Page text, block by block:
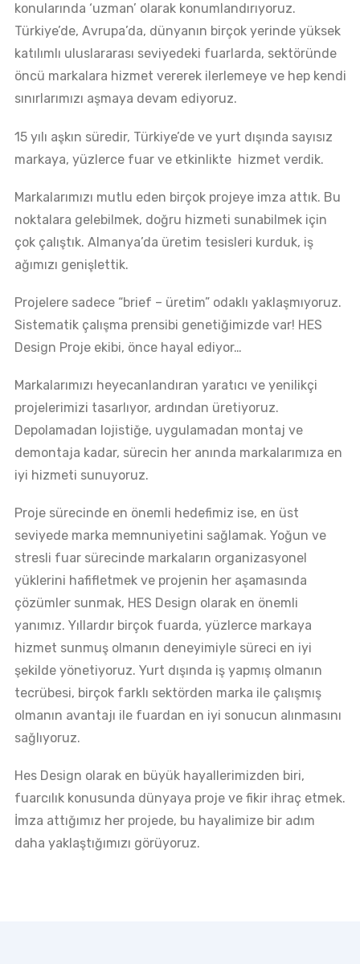
konularında ‘uzman’ olarak konumlandırıyoruz.
Türkiye’de, Avrupa’da, dünyanın birçok yerinde yüksek
katılımlı uluslararası seviyedeki fuarlarda, sektöründe
öncü markalara hizmet vererek ilerlemeye ve hep kendi
sınırlarımızı aşmaya devam ediyoruz.
15 yılı aşkın süredir, Türkiye’de ve yurt dışında sayısız
markaya, yüzlerce fuar ve etkinlikte hizmet verdik.
Markalarımızı mutlu eden birçok projeye imza attık. Bu
noktalara gelebilmek, doğru hizmeti sunabilmek için
çok çalıştık. Almanya’da üretim tesisleri kurduk, iş
ağımızı genişlettik.
Projelere sadece “brief – üretim” odaklı yaklaşmıyoruz.
Sistematik çalışma prensibi genetiğimizde var! HES
Design Proje ekibi, önce hayal ediyor…
Markalarımızı heyecanlandıran yaratıcı ve yenilikçi
projelerimizi tasarlıyor, ardından üretiyoruz.
Depolamadan lojistiğe, uygulamadan montaj ve
demontaja kadar, sürecin her anında markalarımıza en
iyi hizmeti sunuyoruz.
Proje sürecinde en önemli hedefimiz ise, en üst
seviyede marka memnuniyetini sağlamak. Yoğun ve
stresli fuar sürecinde markaların organizasyonel
yüklerini hafifletmek ve projenin her aşamasında
çözümler sunmak, HES Design olarak en önemli
yanımız. Yıllardır birçok fuarda, yüzlerce markaya
hizmet sunmuş olmanın deneyimiyle süreci en iyi
şekilde yönetiyoruz. Yurt dışında iş yapmış olmanın
tecrübesi, birçok farklı sektörden marka ile çalışmış
olmanın avantajı ile fuardan en iyi sonucun alınmasını
sağlıyoruz.
Hes Design olarak en büyük hayallerimizden biri,
fuarcılık konusunda dünyaya proje ve fikir ihraç etmek.
İmza attığımız her projede, bu hayalimize bir adım
daha yaklaştığımızı görüyoruz.